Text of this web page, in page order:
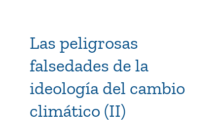
Media
Buscar
Las peligrosas
falsedades de la
ideología del cambio
climático (II)